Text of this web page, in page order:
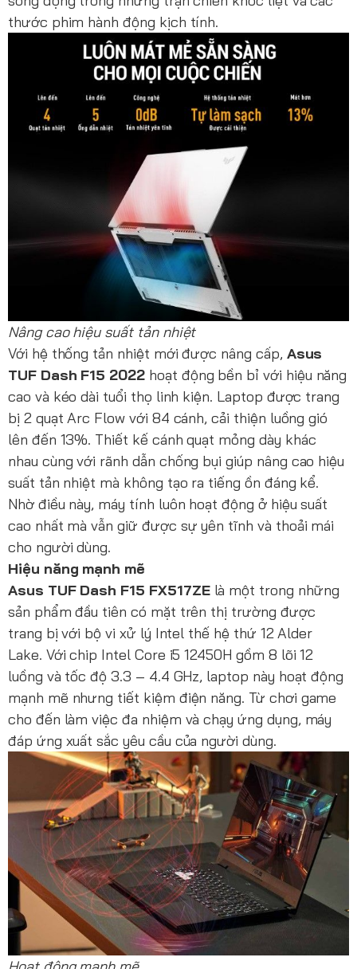
thước phim hành động kịch tính.
Nâng cao hiệu suất tản nhiệt
Với hệ thống tản nhiệt mới được nâng cấp, Asus
TUF Dash F15 2022 hoạt động bền bỉ với hiệu năng
cao và kéo dài tuổi thọ linh kiện. Laptop được trang
bị 2 quạt Arc Flow với 84 cánh, cải thiện luồng gió
lên đến 13%. Thiết kế cánh quạt mỏng dày khác
nhau cùng với rãnh dẫn chống bụi giúp nâng cao hiệu
suất tản nhiệt mà không tạo ra tiếng ồn đáng kể.
Nhờ điều này, máy tính luôn hoạt động ở hiệu suất
cao nhất mà vẫn giữ được sự yên tĩnh và thoải mái
cho người dùng.
Hiệu năng mạnh mẽ
Asus TUF Dash F15 FX517ZE là một trong những
sản phẩm đầu tiên có mặt trên thị trường được
trang bị với bộ vi xử lý Intel thế hệ thứ 12 Alder
Lake. Với chip Intel Core i5 12450H gồm 8 lõi 12
luồng và tốc độ 3.3 – 4.4 GHz, laptop này hoạt động
mạnh mẽ nhưng tiết kiệm điện năng. Từ chơi game
cho đến làm việc đa nhiệm và chạy ứng dụng, máy
đáp ứng xuất sắc yêu cầu của người dùng.